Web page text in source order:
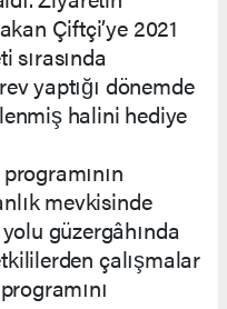
Çiftçi’ye 2021
sırasında
yaptığı dönemde
halini hediye
mevkisinde
güzergâhında
çalışmalar